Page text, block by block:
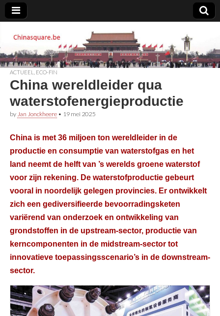
Chinasquare.be
ACTUEEL ECO-FIN
China wereldleider qua
waterstofenergieproductie
by Jan Jonckheere • 19 mei 2025
China is met 36 miljoen ton wereldleider in de
productie en consumptie van waterstofgas en het
land neemt de helft van ’s werelds groene waterstof
voor zijn rekening. De waterstofproductie gebeurt
vooral in noordelijk gelegen provincies. Er ontwikkelt
zich een gediversifieerde bevoorradingsketen
variërend van onderzoek en ontwikkeling van
grondstoffen in de upstream-sector, productie van
kerncomponenten in de midstream-sector tot
innovatieve toepassingsscenario’s in de downstream-
sector.